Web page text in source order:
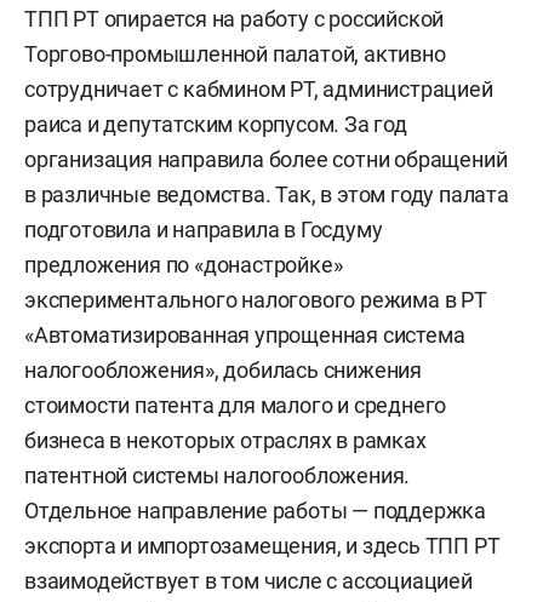
ТПП РТ опирается на работу с российской
Торгово-промышленной палатой, активно
сотрудничает с кабмином РТ, администрацией
раиса и депутатским корпусом. За год
организация направила более сотни обращений
в различные ведомства. Так, в этом году палата
подготовила и направила в Госдуму
предложения по «донастройке»
экспериментального налогового режима в РТ
«Автоматизированная упрощенная система
налогообложения», добилась снижения
стоимости патента для малого и среднего
бизнеса в некоторых отраслях в рамках
патентной системы налогообложения.
Отдельное направление работы — поддержка
экспорта и импортозамещения, и здесь ТПП РТ
взаимодействует в том числе с ассоциацией